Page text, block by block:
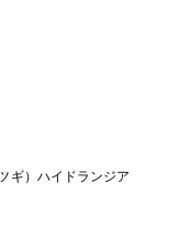
ギ）ハイドランジア